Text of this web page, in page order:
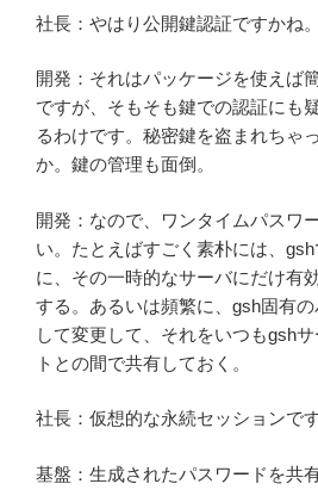
社長：やはり公開鍵認証ですかね。
開発：それはパッケージを使えば
ですが、そもそも鍵での認証にも
るわけです。秘密鍵を盗まれちゃ
か。鍵の管理も面倒。
開発：なので、ワンタイムパスワ
い。たとえばすごく素朴には、
に、その一時的なサーバにだけ有
する。あるいは頻繁に、gsh固有
して変更して、それをいつもgsh
トとの間で共有しておく。
社長：仮想的な永続セッションです
基盤：生成されたパスワードを共